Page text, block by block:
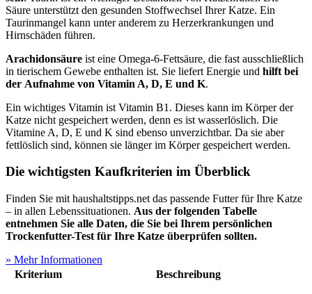
Säure unterstützt den gesunden Stoffwechsel Ihrer Katze. Ein
Taurinmangel kann unter anderem zu Herzerkrankungen und
Hirnschäden führen.
Arachidonsäure ist eine Omega-6-Fettsäure, die fast ausschließlich
in tierischem Gewebe enthalten ist. Sie liefert Energie und hilft bei
der Aufnahme von Vitamin A, D, E und K.
Ein wichtiges Vitamin ist Vitamin B1. Dieses kann im Körper der
Katze nicht gespeichert werden, denn es ist wasserlöslich. Die
Vitamine A, D, E und K sind ebenso unverzichtbar. Da sie aber
fettlöslich sind, können sie länger im Körper gespeichert werden.
Die wichtigsten Kaufkriterien im Überblick
Finden Sie mit haushaltstipps.net das passende Futter für Ihre Katze
– in allen Lebenssituationen. Aus der folgenden Tabelle
entnehmen Sie alle Daten, die Sie bei Ihrem persönlichen
Trockenfutter-Test für Ihre Katze überprüfen sollten.
» Mehr Informationen
Kriterium
Beschreibung